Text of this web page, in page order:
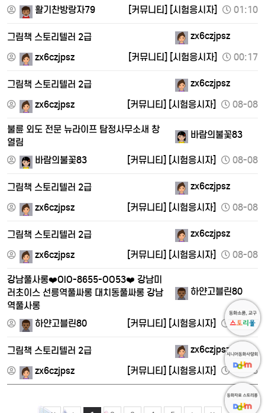
활기찬방랑자79 [커뮤니티] [시험응시자] 01:10
그림책 스토리텔러 2급
zx6czjpsz
zx6czjpsz
[커뮤니티] [시험응시자] 00:17
그림책 스토리텔러 2급
zx6czjpsz
zx6czjpsz
[커뮤니티] [시험응시자] 08-08
불륜 외도 전문 뉴라이프 탐정사무소새 창
열림
바람의불꽃83
바람의불꽃83 [커뮤니티] [시험응시자] 08-08
그림책 스토리텔러 2급
zx6czjpsz
zx6czjpsz
[커뮤니티] [시험응시자] 08-08
그림책 스토리텔러 2급
zx6czjpsz
zx6czjpsz
[커뮤니티] [시험응시자] 08-08
강남풀사롱❤️OlO-8655-OO53❤️ 강남미
러초이스 선릉역풀싸롱 대치동풀싸롱 강남
역풀사롱
하얀고블린80
하얀고블린80 [커뮤니티] [시험응시자] 08-08
그림책 스토리텔러 2급
zx6czjpsz
zx6czjpsz
[커뮤니티] [시험응시자] 08-08